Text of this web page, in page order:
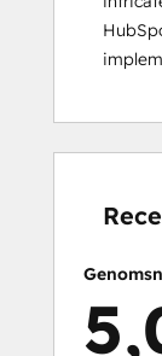
Sales
Sales
Sales